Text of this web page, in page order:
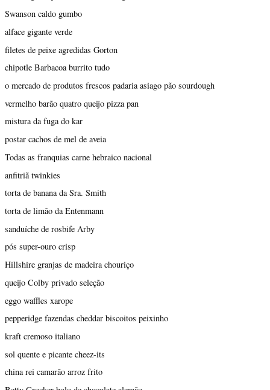
Swanson caldo gumbo
alface gigante verde
filetes de peixe agredidas Gorton
chipotle Barbacoa burrito tudo
o mercado de produtos frescos padaria asiago pão sourdough
vermelho barão quatro queijo pizza pan
mistura da fuga do kar
postar cachos de mel de aveia
Todas as franquias carne hebraico nacional
anfitriã twinkies
torta de banana da Sra. Smith
torta de limão da Entenmann
sanduíche de rosbife Arby
pós super-ouro crisp
Hillshire granjas de madeira chouriço
queijo Colby privado seleção
eggo waffles xarope
pepperidge fazendas cheddar biscoitos peixinho
kraft cremoso italiano
sol quente e picante cheez-its
china rei camarão arroz frito